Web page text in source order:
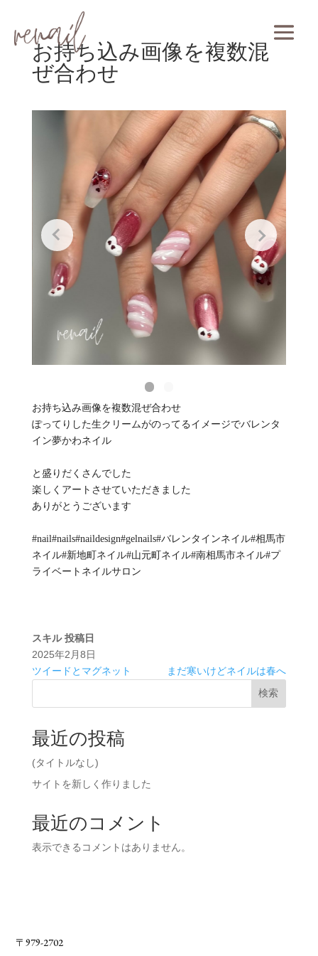
お持ち込み画像を複数混
ぜ合わせ
お持ち込み画像を複数混ぜ合わせ
ぽってりした生クリームがのってるイメージでバレンタ
イン夢かわネイル
と盛りだくさんでした
楽しくアートさせていただきました
ありがとうございます
#nail#nails#naildesign#gelnails#バレンタインネイル#相馬市
ネイル#新地町ネイル#山元町ネイル#南相馬市ネイル#プ
ライベートネイルサロン
スキル 投稿日
2025年2月8日
ツイードとマグネット
まだ寒いけどネイルは春へ
検索
最近の投稿
(タイトルなし)
サイトを新しく作りました
最近のコメント
表示できるコメントはありません。
〒979-2702